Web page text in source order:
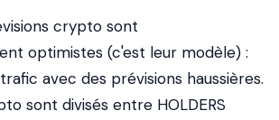
crypto sont
optimistes (c'est leur modèle) :
avec des prévisions haussières.
sont divisés entre HOLDERS